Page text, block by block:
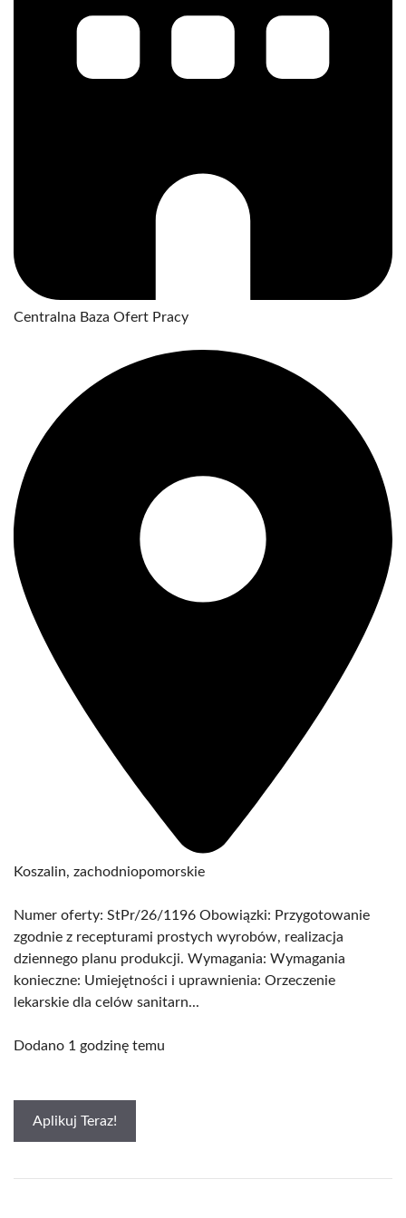
Centralna Baza Ofert Pracy
Koszalin, zachodniopomorskie
Numer oferty: StPr/26/1196 Obowiązki: Przygotowanie
zgodnie z recepturami prostych wyrobów, realizacja
dziennego planu produkcji. Wymagania: Wymagania
konieczne: Umiejętności i uprawnienia: Orzeczenie
lekarskie dla celów sanitarn...
Dodano 1 godzinę temu
Aplikuj Teraz!